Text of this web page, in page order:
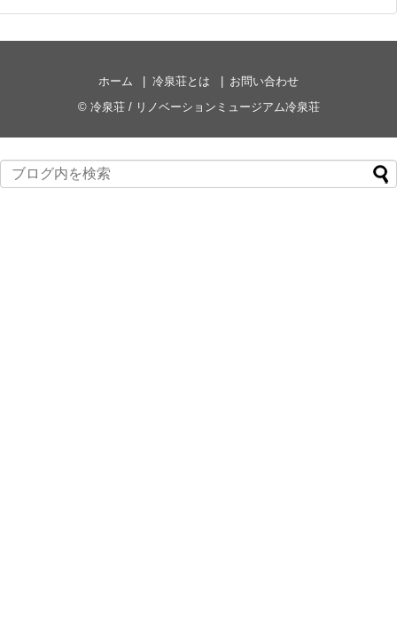
ホーム 冷泉荘とは
お問い合わせ
© 冷泉荘 / リノベーションミュージアム冷泉荘